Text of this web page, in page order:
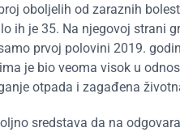
oboljelih od zaraznih
ih je 35. Na njegovoj strani
prvoj polovini 2019.
je bio veoma visok u
otpada i zagađena
sredstava da na